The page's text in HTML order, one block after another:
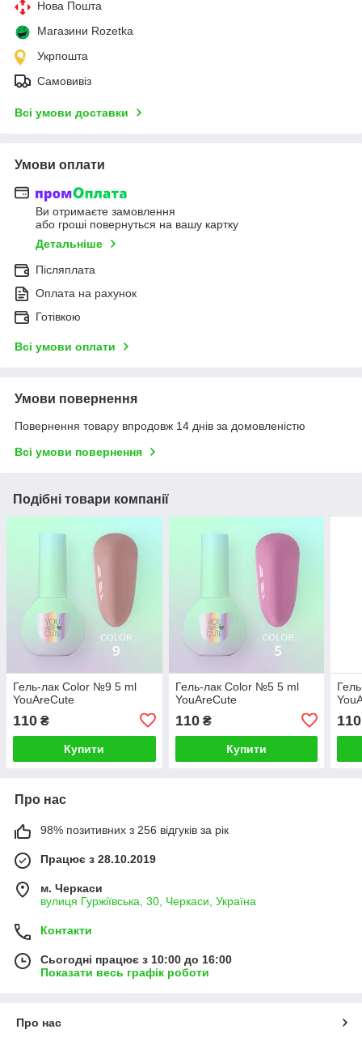
Нова Пошта
Магазини Rozetka
Укрпошта
Самовивіз
Всі умови доставки
Умови оплати
Ви отримаєте замовлення
або гроші повернуться на вашу картку
Детальніше
Післяплата
Оплата на рахунок
Готівкою
Всі умови оплати
Умови повернення
Повернення товару впродовж 14 днів за домовленістю
Всі умови повернення
Подібні товари компанії
Гель-лак Color №9 5 ml
YouAreCute
110 ₴
Купити
Гель-лак Color №5 5 ml
YouAreCute
110₴
Купити
110
Про нас
98% позитивних з 256 відгуків за рік
Працює з 28.10.2019
м. Черкаси
вулиця Гуржіївська, 30, Черкаси, Україна
Контакти
Сьогодні працює з 10:00 до 16:00
Показати весь графік роботи
Про нас